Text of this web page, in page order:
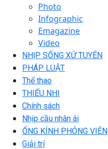
Photo
Infographic
Emagazine
Video
NHỊP SỐNG XỨ TUYÊN
PHÁP LUẬT
Thể thao
THIẾU NHI
Chính sách
Nhịp cầu nhân ái
ỐNG KÍNH PHÓNG VIÊN
Giải trí